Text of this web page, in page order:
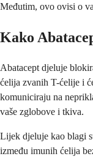
Međutim, ovo ovisi o
Kako
Abatacept djeluje
ćelija zvanih T-ćelije i
komuniciraju na
vaše zglobove i tkiva.
Lijek djeluje kao blagi
između imunih ćelija